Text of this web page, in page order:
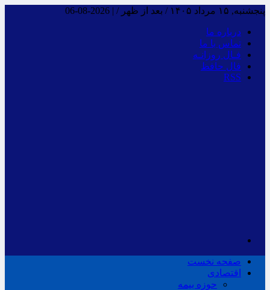
پنجشنبه, ۱۵ مرداد ۱۴۰۵ / بعد از ظهر / |
2026-08-06
درباره ما
تماس با ما
فـال روزانـه
فال حافظ
RSS
صفحه نخست
اقتصادی
حوزه بیمه